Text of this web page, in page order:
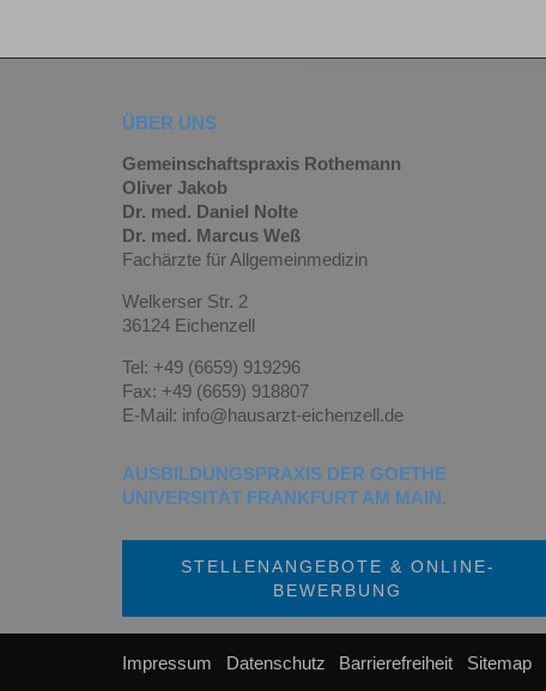
ÜBER UNS
Gemeinschaftspraxis Rothemann
Oliver Jakob
Dr. med. Daniel Nolte
Dr. med. Marcus Weß
Fachärzte für Allgemeinmedizin
Welkerser Str. 2
36124 Eichenzell
Tel: +49 (6659) 919296
Fax: +49 (6659) 918807
E-Mail: info@hausarzt-eichenzell.de
AUSBILDUNGSPRAXIS DER GOETHE
UNIVERSITÄT FRANKFURT AM MAIN.
STELLENANGEBOTE & ONLINE-
BEWERBUNG
Impressum Datenschutz Barrierefreiheit Sitemap